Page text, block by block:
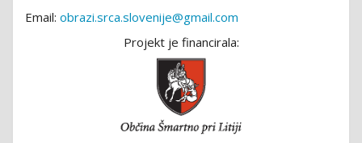
Email: obrazi.srca.slovenije@gmail.com
Projekt je financirala: